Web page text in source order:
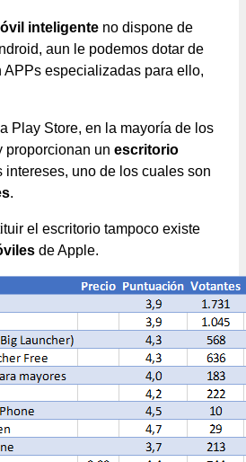
inteligente no dispone de
aun le podemos dotar de
APPs especializadas para ello,
Play Store, en la mayoría de los
proporcionan un escritorio
intereses, uno de los cuales son
.
el escritorio tampoco existe
de Apple.